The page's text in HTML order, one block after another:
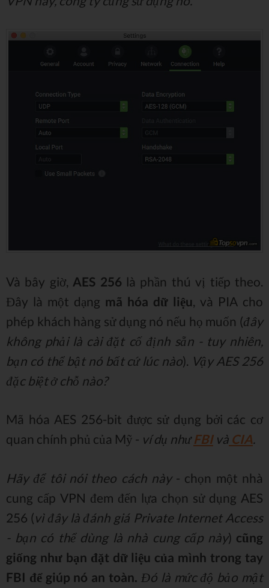
Và bây giờ, AES 256 là phần thú vị tiếp theo.
Đây là một dạng mã hóa dữ liệu, và PIA cho
phép khách hàng sử dụng nó nếu họ muốn (đây
không phải là cài đặt cố định sẵn - tuy nhiên,
bạn có thể bật nó bất cứ lúc nào). Vậy AES 256
đặc biệt ở chỗ nào?
Mã hóa AES 256-bit được sử dụng bởi các cơ
quan chính phủ của Mỹ - ví dụ nhưFBIvà CIA.
Hãy để tôi nói theo cách này- chọn một nhà
cung cấp VPN đem đến lựa chọn sử dụng AES
256 (vì đây là đánh giá Private Internet Access
- bạn có thể dùng là nhà cung cấp này) cũng
giống như bạn đặt dữ liệu của mình trong tay
FBI để giúp nó an toàn. Đó là mức độ bảo mật